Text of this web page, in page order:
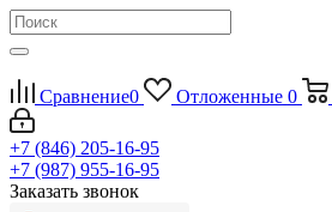
Сравнение0 Отложенные 0
+7 (846) 205-16-95
+7 (987) 955-16-95
Заказать звонок